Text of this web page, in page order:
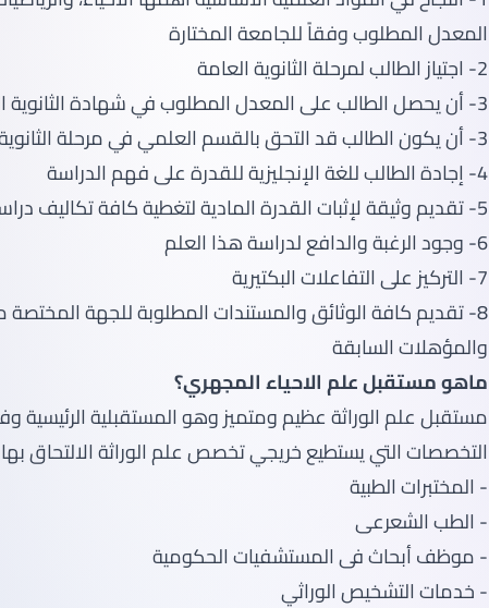
المعدل المطلوب وفقاً للجامعة المختارة
2- اجتياز الطالب لمرحلة الثانوية العامة
3- أن يحصل الطالب على المعدل المطلوب في شهادة الثانوية العامة
3- أن يكون الطالب قد التحق بالقسم العلمي في مرحلة الثانوية العامة
4- إجادة الطالب للغة الإنجليزية للقدرة على فهم الدراسة
5- تقديم وثيقة لإثبات القدرة المادية لتغطية كافة تكاليف دراسة علم الأحياء المجهري
6- وجود الرغبة والدافع لدراسة هذا العلم
7- التركيز على التفاعلات البكتيرية
8- تقديم كافة الوثائق والمستندات المطلوبة للجهة المختصة
والمؤهلات السابقة
ماهو مستقبل علم الاحياء المجهري؟
مستقبل علم الوراثة عظيم ومتميز وهو المستقبلية
التخصصات التي يستطيع خريجي تخصص علم الوراثة الالتحاق
- المختبرات الطبية
- الطب الشعرعى
- موظف أبحاث فى المستشفيات الحكومية
- خدمات التشخيص الوراثي